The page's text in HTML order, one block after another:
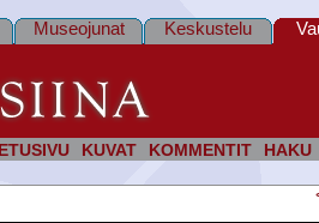
ETUSIVU KUVAT KOMMENTIT HAKU
Museojunat Keskustelu